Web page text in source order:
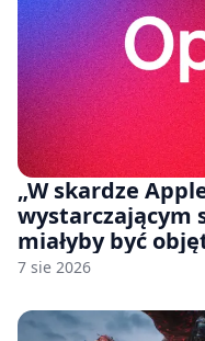
„W skardze
wystarczającym
miałyby być
handlowej”.
7 sie 2026